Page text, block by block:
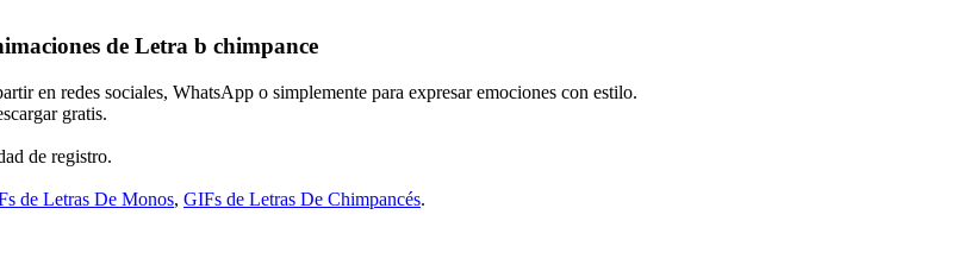
de Letra b chimpance
en redes sociales, WhatsApp o simplemente para expresar emociones con estilo.
gratis.
de registro.
de Letras De Monos, GIFs de Letras De Chimpancés.